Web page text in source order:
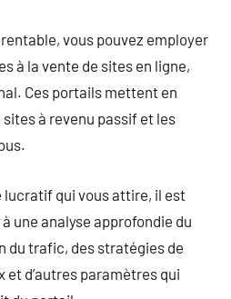
vous pouvez employer
à la vente de sites en ligne,
Ces portails mettent en
à revenu passif et les
lucratif qui vous attire, il est
une analyse approfondie du
du trafic, des stratégies de
d’autres paramètres qui